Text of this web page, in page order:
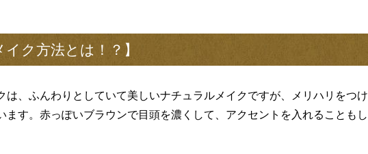
イク方法とは！？】
は、ふんわりとしていて美しいナチュラルメイクですが、メリハリをつけ
ます。赤っぽいブラウンで目頭を濃くして、アクセントを入れることもし